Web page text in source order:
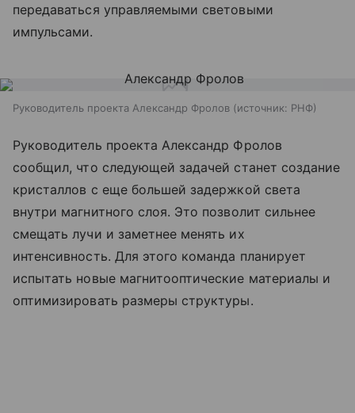
передаваться управляемыми световыми
импульсами.
Руководитель проекта Александр Фролов источник: РНФ
Руководитель проекта Александр Фролов
сообщил, что следующей задачей станет создание
кристаллов с еще большей задержкой света
внутри магнитного слоя. Это позволит сильнее
смещать лучи и заметнее менять их
интенсивность. Для этого команда планирует
испытать новые магнитооптические материалы и
оптимизировать размеры структуры.